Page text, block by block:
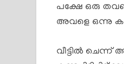
പക്ഷേ ഒരു
അവളെ ഒന്നു
വീട്ടിൽ